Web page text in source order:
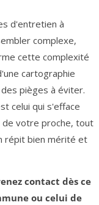
d'entretien à
complexe,
cette complexité
cartographie
pièges à éviter.
celui qui s'efface
votre proche, tout
répit bien mérité et
contact dès ce
ou celui de